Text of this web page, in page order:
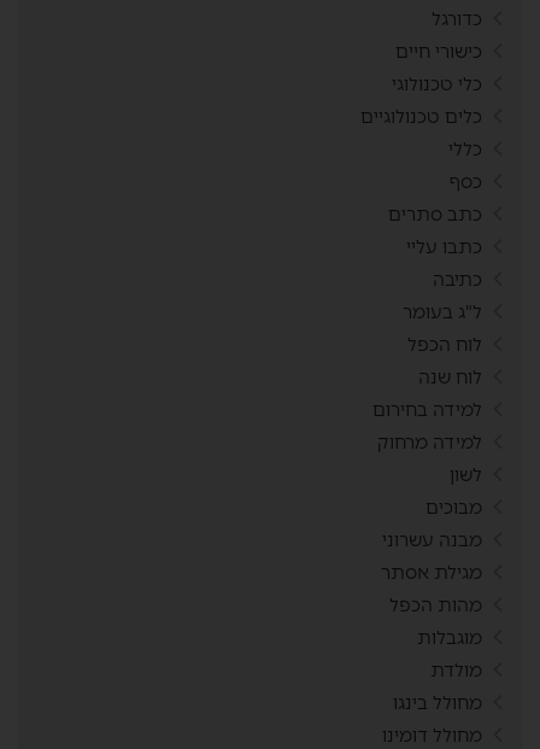
כדורגל
כישורי חיים
כלי טכנולוגי
כלים טכנולוגיים
כללי
כסף
כתב סתרים
כתבו עליי
כתיבה
ל"ג בעומר
לוח הכפל
לוח שנה
למידה בחירום
למידה מרחוק
לשון
מבוכים
מבנה עשרוני
מגילת אסתר
מהות הכפל
מוגבלות
מולדת
מחולל בינגו
מחולל דומינו